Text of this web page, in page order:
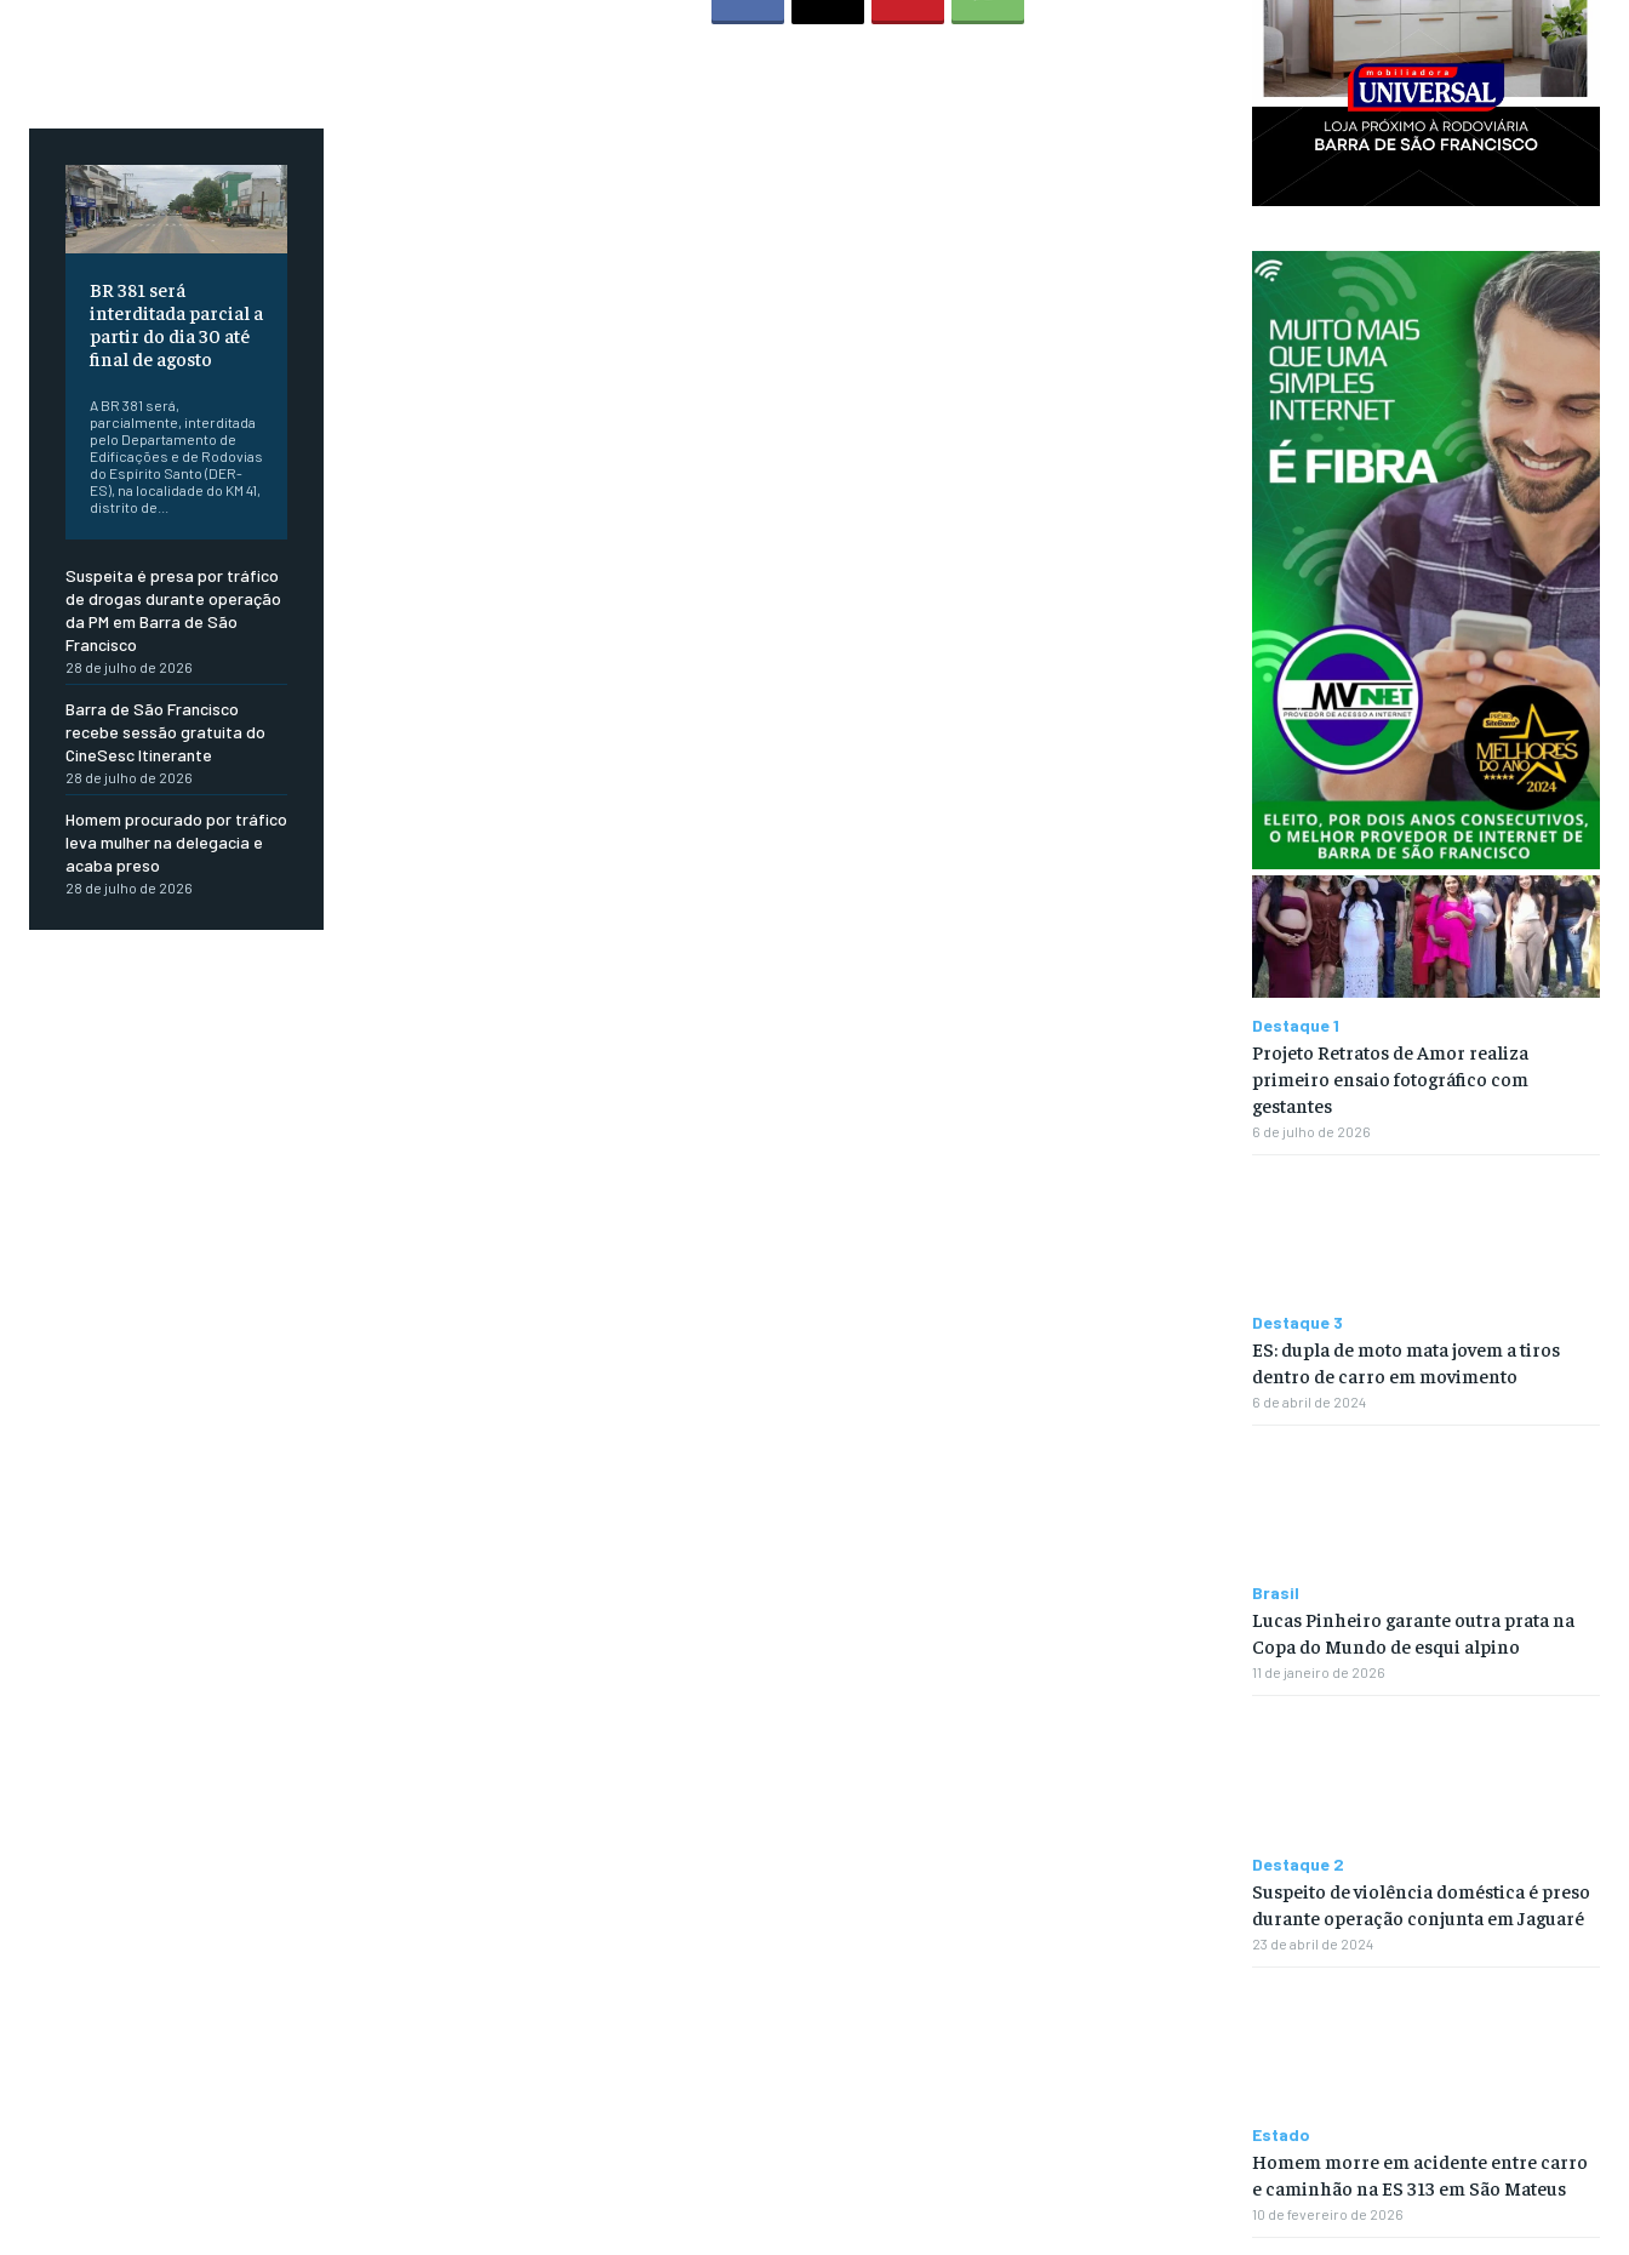
BR 381 será
interditada parcial a
partir do dia 30 até
final de agosto
A BR 381 será,
parcialmente, interditada
pelo Departamento de
Edificações e de Rodovias
do Espírito Santo (DER-
ES), na localidade do KM 41,
distrito de...
Suspeita é presa por tráfico
de drogas durante operação
da PM em Barra de São
Francisco
28 de julho de 2026
Barra de São Francisco
recebe sessão gratuita do
CineSesc Itinerante
28 de julho de 2026
Homem procurado por tráfico
leva mulher na delegacia e
acaba preso
28 de julho de 2026
Destaque 1
Projeto Retratos de Amor realiza
primeiro ensaio fotográfico com
gestantes
6 de julho de 2026
Destaque 3
ES: dupla de moto mata jovem a tiros
dentro de carro em movimento
6 de abril de 2024
Brasil
Lucas Pinheiro garante outra prata na
Copa do Mundo de esqui alpino
11 de janeiro de 2026
Destaque 2
Suspeito de violência doméstica é preso
durante operação conjunta em Jaguaré
23 de abril de 2024
Estado
Homem morre em acidente entre carro
e caminhão na ES 313 em São Mateus
10 de fevereiro de 2026